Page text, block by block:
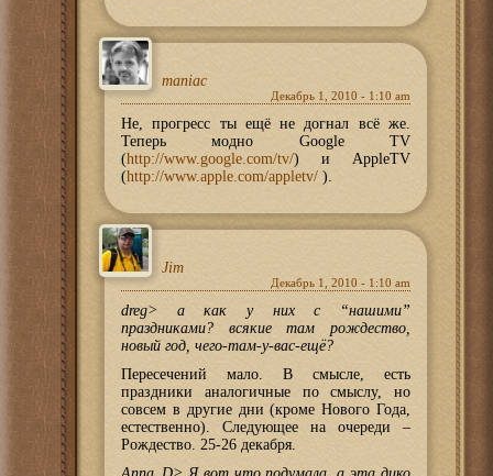
maniac
Декабрь 1, 2010 - 1:10 am
Не, прогресс ты ещё не догнал всё же.
Теперь модно Google TV
(http://www.google.com/tv/) и AppleTV
(http://www.apple.com/appletv/ ).
Jim
Декабрь 1, 2010 - 1:10 am
dreg> а как у них с “нашими”
праздниками? всякие там рождество,
новый год, чего-там-у-вас-ещё?
Пересечений мало. В смысле, есть
праздники аналогичные по смыслу, но
совсем в другие дни (кроме Нового Года,
естественно). Следующее на очереди –
Рождество. 25-26 декабря.